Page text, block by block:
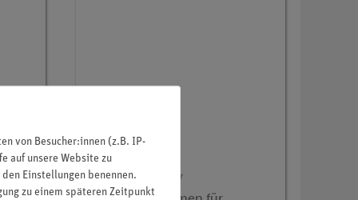
Artikel-Nr.:KLA-225-117
von Besucher:innen (z.B. IP-
auf unsere Website zu
Einstellungen benennen.
zu einem späteren Zeitpunkt